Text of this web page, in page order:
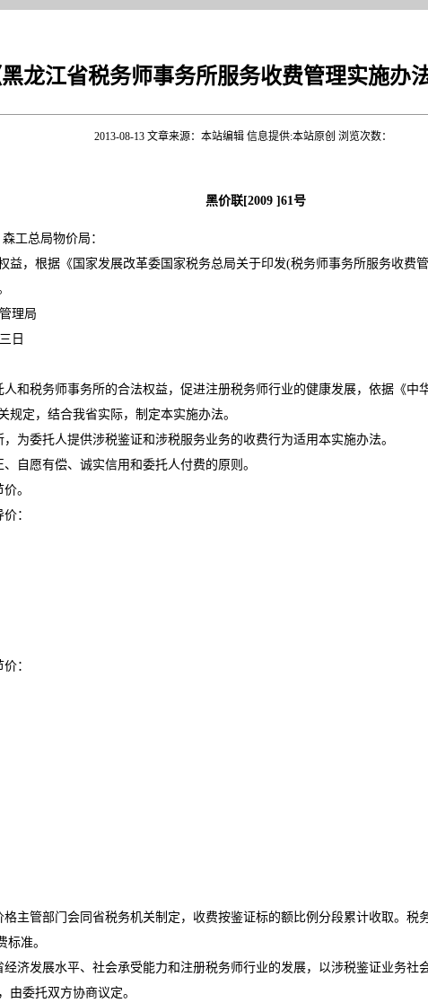
龙江省税务师事务所服务收费管理实施办
2013-08-13 文章来源：本站编辑 信息提供:本站原创 浏览次数：
黑价联[2009 ]61号
工总局物价局：
根据《国家发展改革委国家税务总局关于印发(税务师事务所服务收费
局
税务师事务所的合法权益，促进注册税务师行业的健康发展，依据《中
定，结合我省实际，制定本实施办法。
委托人提供涉税鉴证和涉税服务业务的收费行为适用本实施办法。
愿有偿、诚实信用和委托人付费的原则。
。
：
：
管部门会同省税务机关制定，收费按鉴证标的额比例分段累计收取。税
准。
发展水平、社会承受能力和注册税务师行业的发展，以涉税鉴证业务社
由委托双方协商议定。